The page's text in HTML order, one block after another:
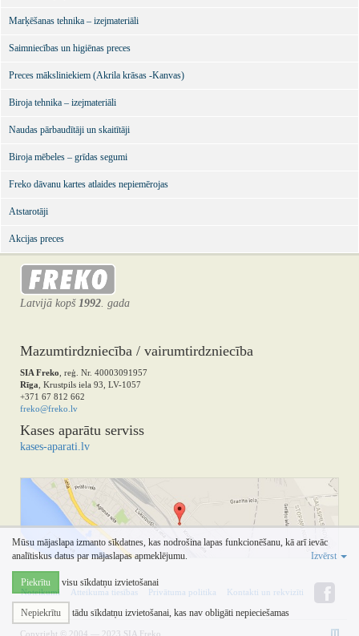
Mūsu mājaslapa izmanto sīkdatnes, kas nodrošina lapas funkcionēšanu, kā arī ievāc
analītiskus datus par mājaslapas apmeklējumu.
Izvērst
Piekrītu visu sīkdatņu izvietošanai
Nepiekrītu tādu sīkdatņu izvietošanai, kas nav obligāti nepieciešamas
Marķēšanas tehnika – izejmateriāli
Saimniecības un higiēnas preces
Preces māksliniekiem (Akrila krāsas -Kanvas)
Biroja tehnika – izejmateriāli
Naudas pārbaudītāji un skaitītāji
Biroja mēbeles – grīdas segumi
Freko dāvanu kartes atlaides nepiemērojas
Atstarotāji
Akcijas preces
Latvijā kopš 1992. gada
Mazumtirdzniecība / vairumtirdzniecība
SIA Freko , reģ. Nr. 40003091957
Rīga , Krustpils iela 93, LV-1057
+371 67 812 662
freko@freko.lv
Kases aparātu serviss
kases-aparati.lv
Noteikumi Atteikuma tiesības Privātuma politika Kontakti un rekvizīti
Copyright © 2004 — 2023 SIA Freko